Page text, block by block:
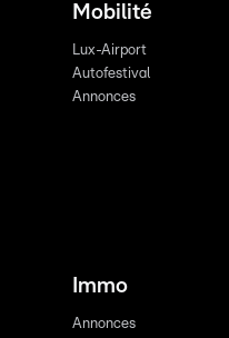
Mobilité
Lux-Airport
Autofestival
Annonces
Immo
Annonces